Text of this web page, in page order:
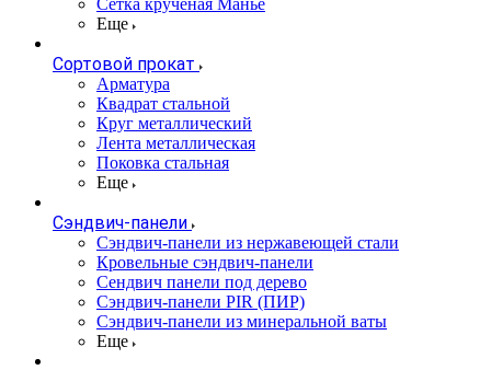
Сетка крученая Манье
Еще
Сортовой прокат
Арматура
Квадрат стальной
Круг металлический
Лента металлическая
Поковка стальная
Еще
Сэндвич-панели
Cэндвич-панели из нержавеющей стали
Кровельные сэндвич-панели
Сендвич панели под дерево
Сэндвич-панели PIR (ПИР)
Сэндвич-панели из минеральной ваты
Еще